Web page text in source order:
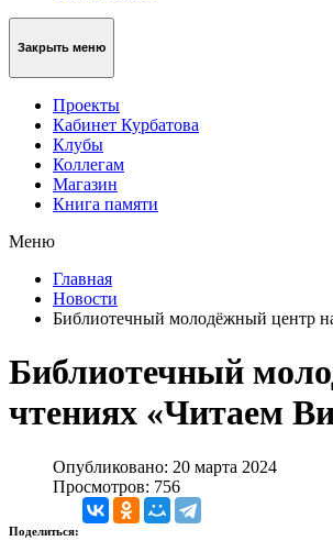
Закрыть меню
Проекты
Кабинет Курбатова
Клубы
Коллегам
Магазин
Книга памяти
Меню
Главная
Новости
Библиотечный молодёжный центр
Библиотечный
чтениях «Читаем
Опубликовано: 20 марта 2024
Просмотров: 756
Поделиться: